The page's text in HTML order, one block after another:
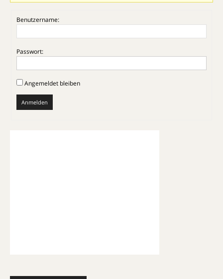
Benutzername:
Passwort:
Angemeldet bleiben
Anmelden